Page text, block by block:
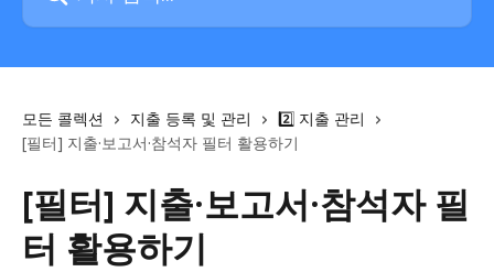
모든 콜렉션 지출 등록 및 관리
2️⃣ 지출 관리
[필터] 지출·보고서·참석자 필터 활용하기
[필터] 지출·보고서·참석자 필
터 활용하기